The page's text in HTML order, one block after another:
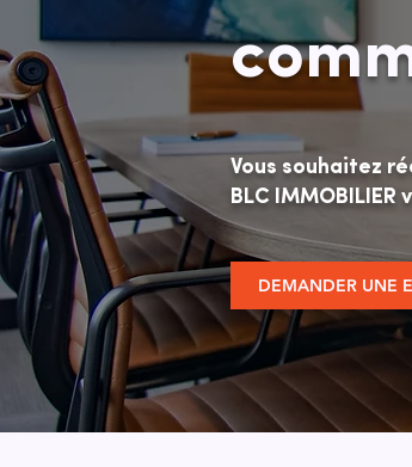
Vous souhaitez
BLC
DEMANDER UNE